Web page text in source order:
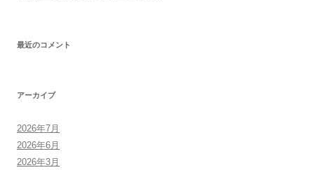
最近のコメント
アーカイブ
2026年7月
2026年6月
2026年3月